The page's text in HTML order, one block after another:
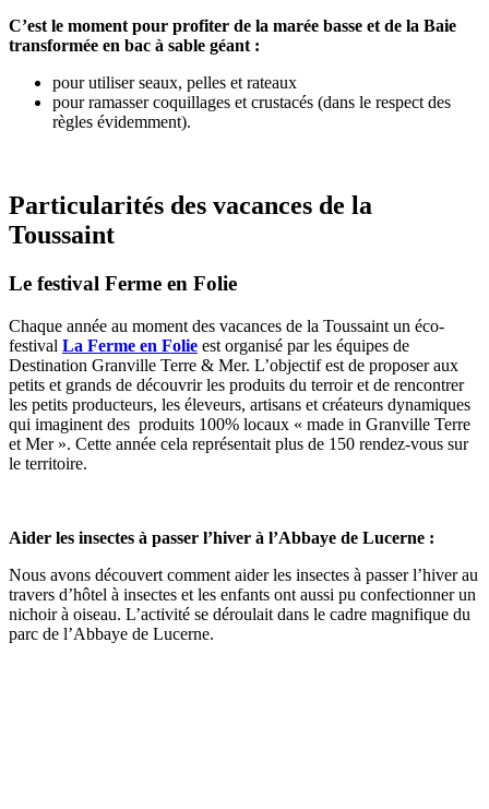
C’est le moment pour profiter de la marée basse et de la Baie
transformée en bac à sable géant :
pour utiliser seaux, pelles et rateaux
pour ramasser coquillages et crustacés (dans le respect des
règles évidemment).
Particularités des vacances de la
Toussaint
Le festival Ferme en Folie
Chaque année au moment des vacances de la Toussaint un éco-
festival La Ferme en Folie est organisé par les équipes de
Destination Granville Terre & Mer. L’objectif est de proposer aux
petits et grands de découvrir les produits du terroir et de rencontrer
les petits producteurs, les éleveurs, artisans et créateurs dynamiques
qui imaginent des produits 100% locaux « made in Granville Terre
et Mer ». Cette année cela représentait plus de 150 rendez-vous sur
le territoire.
Aider les insectes à passer l’hiver à l’Abbaye de Lucerne :
Nous avons découvert comment aider les insectes à passer l’hiver au
travers d’hôtel à insectes et les enfants ont aussi pu confectionner un
nichoir à oiseau. L’activité se déroulait dans le cadre magnifique du
parc de l’Abbaye de Lucerne.